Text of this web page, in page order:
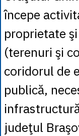
începe
proprietate
(terenuri şi
coridorul de
publică,
judeţul